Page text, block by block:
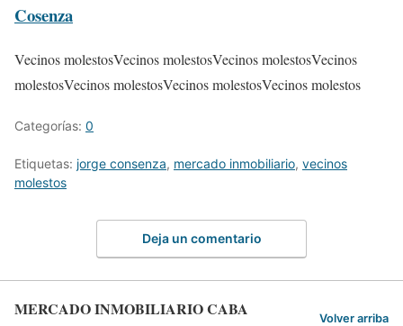
Cosenza
Vecinos molestosVecinos molestosVecinos molestosVecinos
molestosVecinos molestosVecinos molestosVecinos molestos
Categorías: 0
Etiquetas: jorge consenza, mercado inmobiliario, vecinos
molestos
Deja un comentario
MERCADO INMOBILIARIO CABA Volver arriba